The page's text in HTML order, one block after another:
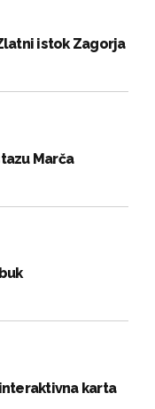
istok Zagorja
Marča
karta